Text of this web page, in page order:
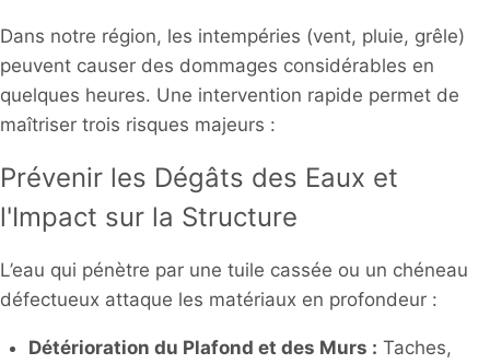
Dans notre région, les intempéries (vent, pluie, grêle)
peuvent causer des dommages considérables en
quelques heures. Une intervention rapide permet de
maîtriser trois risques majeurs :
Prévenir les Dégâts des Eaux et
l'Impact sur la Structure
L’eau qui pénètre par une tuile cassée ou un chéneau
défectueux attaque les matériaux en profondeur :
Détérioration du Plafond et des Murs : Taches,